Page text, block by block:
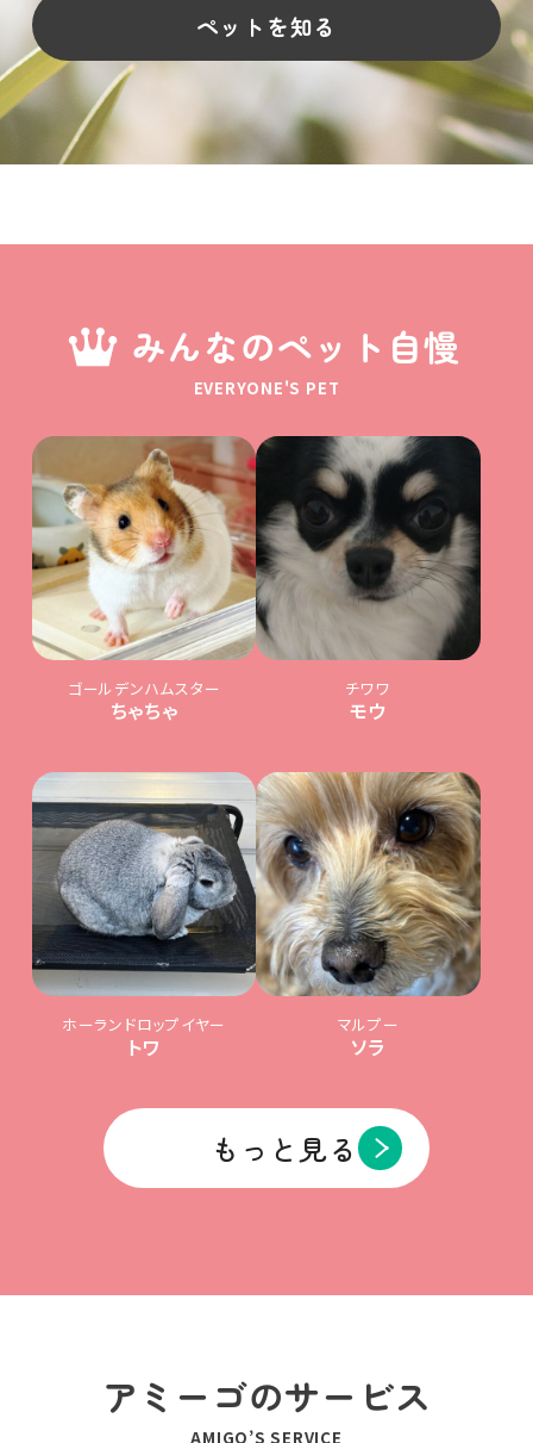
ペットを知る
みんなのペット自慢
EVERYONE'S PET
ゴールデンハムスター
ちゃちゃ
チワワ
モウ
ホーランドロップイヤー
トワ
マルプー
ソラ
もっと見る
アミーゴのサービス
AMIGO’S SERVICE